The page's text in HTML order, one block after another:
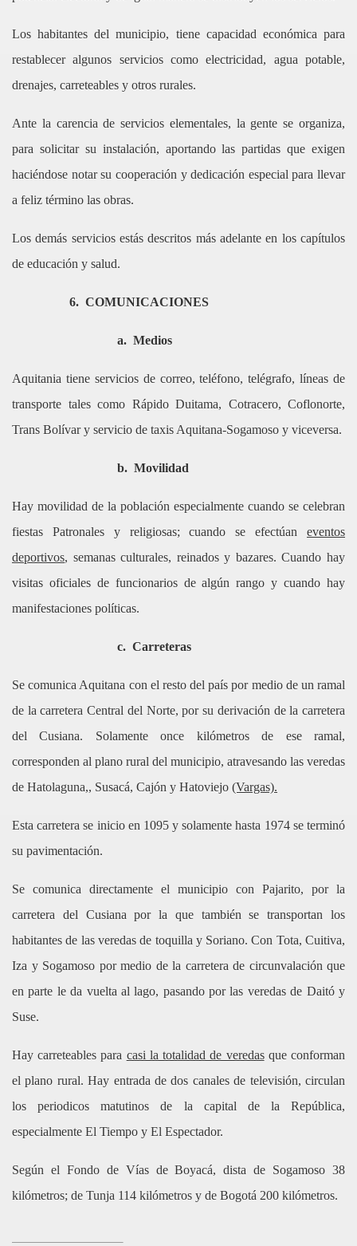
Los habitantes del municipio, tiene capacidad económica para
restablecer algunos servicios como electricidad, agua potable,
drenajes, carreteables y otros rurales.
Ante la carencia de servicios elementales, la gente se organiza,
para solicitar su instalación, aportando las partidas que exigen
haciéndose notar su cooperación y dedicación especial para llevar
a feliz término las obras.
Los demás servicios estás descritos más adelante en los capítulos
de educación y salud.
6. COMUNICACIONES
a. Medios
Aquitania tiene servicios de correo, teléfono, telégrafo, líneas de
transporte tales como Rápido Duitama, Cotracero, Coflonorte,
Trans Bolívar y servicio de taxis Aquitana-Sogamoso y viceversa.
b. Movilidad
Hay movilidad de la población especialmente cuando se celebran
fiestas Patronales y religiosas; cuando se efectúan eventos
deportivos, semanas culturales, reinados y bazares. Cuando hay
visitas oficiales de funcionarios de algún rango y cuando hay
manifestaciones políticas.
c. Carreteras
Se comunica Aquitana con el resto del país por medio de un ramal
de la carretera Central del Norte, por su derivación de la carretera
del Cusiana. Solamente once kilómetros de ese ramal,
corresponden al plano rural del municipio, atravesando las veredas
de Hatolaguna,, Susacá, Cajón y Hatoviejo (Vargas).
Esta carretera se inicio en 1095 y solamente hasta 1974 se terminó
su pavimentación.
Se comunica directamente el municipio con Pajarito, por la
carretera del Cusiana por la que también se transportan los
habitantes de las veredas de toquilla y Soriano. Con Tota, Cuitiva,
Iza y Sogamoso por medio de la carretera de circunvalación que
en parte le da vuelta al lago, pasando por las veredas de Daitó y
Suse.
Hay carreteables para casi la totalidad de veredasque conforman
el plano rural. Hay entrada de dos canales de televisión, circulan
los periodicos matutinos de la capital de la República,
especialmente El Tiempo y El Espectador.
Según el Fondo de Vías de Boyacá, dista de Sogamoso 38
kilómetros; de Tunja 114 kilómetros y de Bogotá 200 kilómetros.